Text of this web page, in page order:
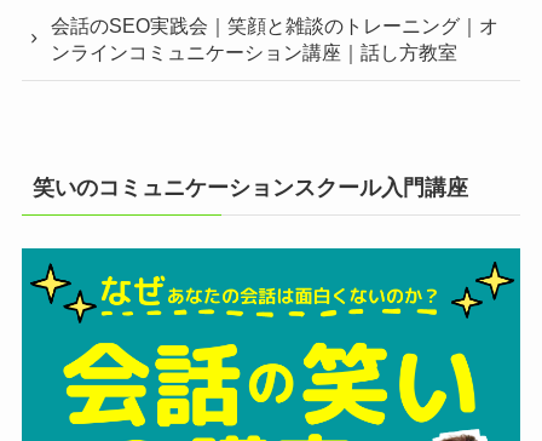
会話のSEO実践会｜笑顔と雑談のトレーニング｜オ
ンラインコミュニケーション講座｜話し方教室
笑いのコミュニケーションスクール入門講座